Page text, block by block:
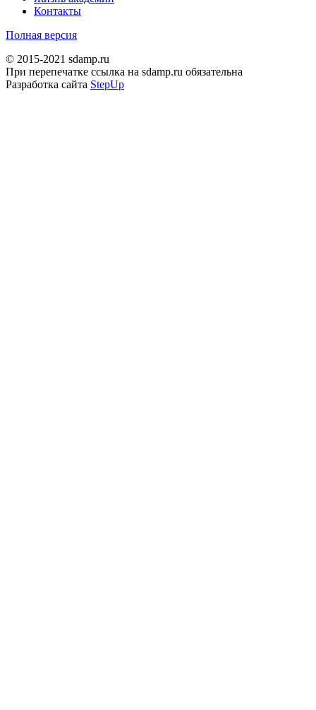
Контакты
Полная версия
© 2015-2021 sdamp.ru
При перепечатке ссылка на sdamp.ru обязательна
Разработка сайта StepUp